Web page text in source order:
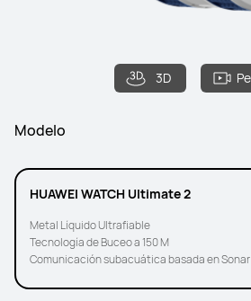
3D
Modelo
HUAWEI WATCH Ultimate 2
Metal Líquido Ultrafiable
Tecnología de Buceo a 150 M
Comunicación subacuática basada en Sonar